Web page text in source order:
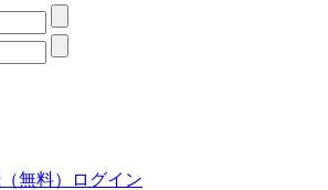
無料） ログイン